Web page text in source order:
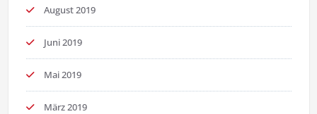
August 2019
Juni 2019
Mai 2019
März 2019